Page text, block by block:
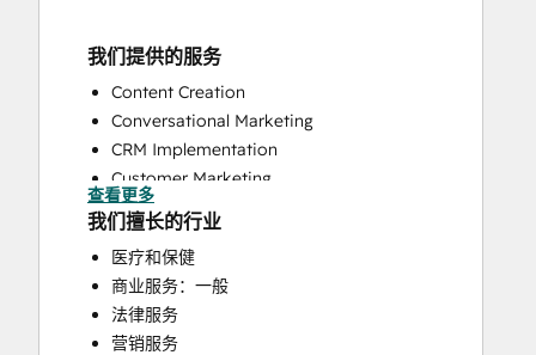
我们提供的服务
Content Creation
Conversational Marketing
CRM Implementation
Customer Marketing
Customer Survey and Analysis
Email Marketing
Full Inbound Marketing Services
Paid Advertising
Programmable Automation
查看更多
我们擅长的行业
医疗和保健
商业服务：一般
法律服务
营销服务